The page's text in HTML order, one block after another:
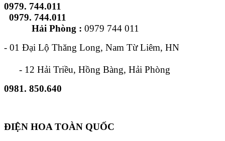
0979. 744.011
0979. 744.011
Hải Phòng : 0979 744 011
- 01 Đại Lộ Thăng Long, Nam Từ Liêm, HN
- 12 Hải Triều, Hồng Bàng, Hải Phòng
0981. 850.640
ĐIỆN HOA TOÀN QUỐC